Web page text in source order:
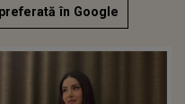
în Google